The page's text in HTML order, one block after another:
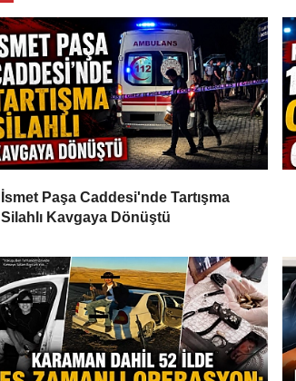
İsmet Paşa Caddesi'nde Tartışma
Silahlı Kavgaya Dönüştü